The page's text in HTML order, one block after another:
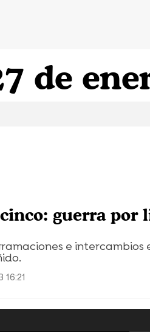
de
guerra por
e intercambios
16:21